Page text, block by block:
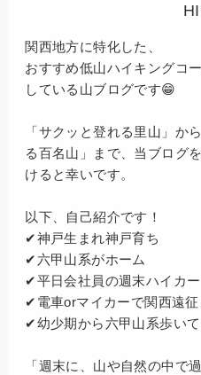
関西地方に特化した、
おすすめ低山ハイキングコ
している山ブログです😁
「サクッと登れる里山」か
る百名山」まで、当ブログ
けると幸いです。
以下、自己紹介です！
✔神戸生まれ神戸育ち
✔六甲山系がホーム
✔平日会社員の週末ハイカー
✔電車orマイカーで関西遠征
✔幼少期から六甲山系歩い
「週末に、山や自然の中で